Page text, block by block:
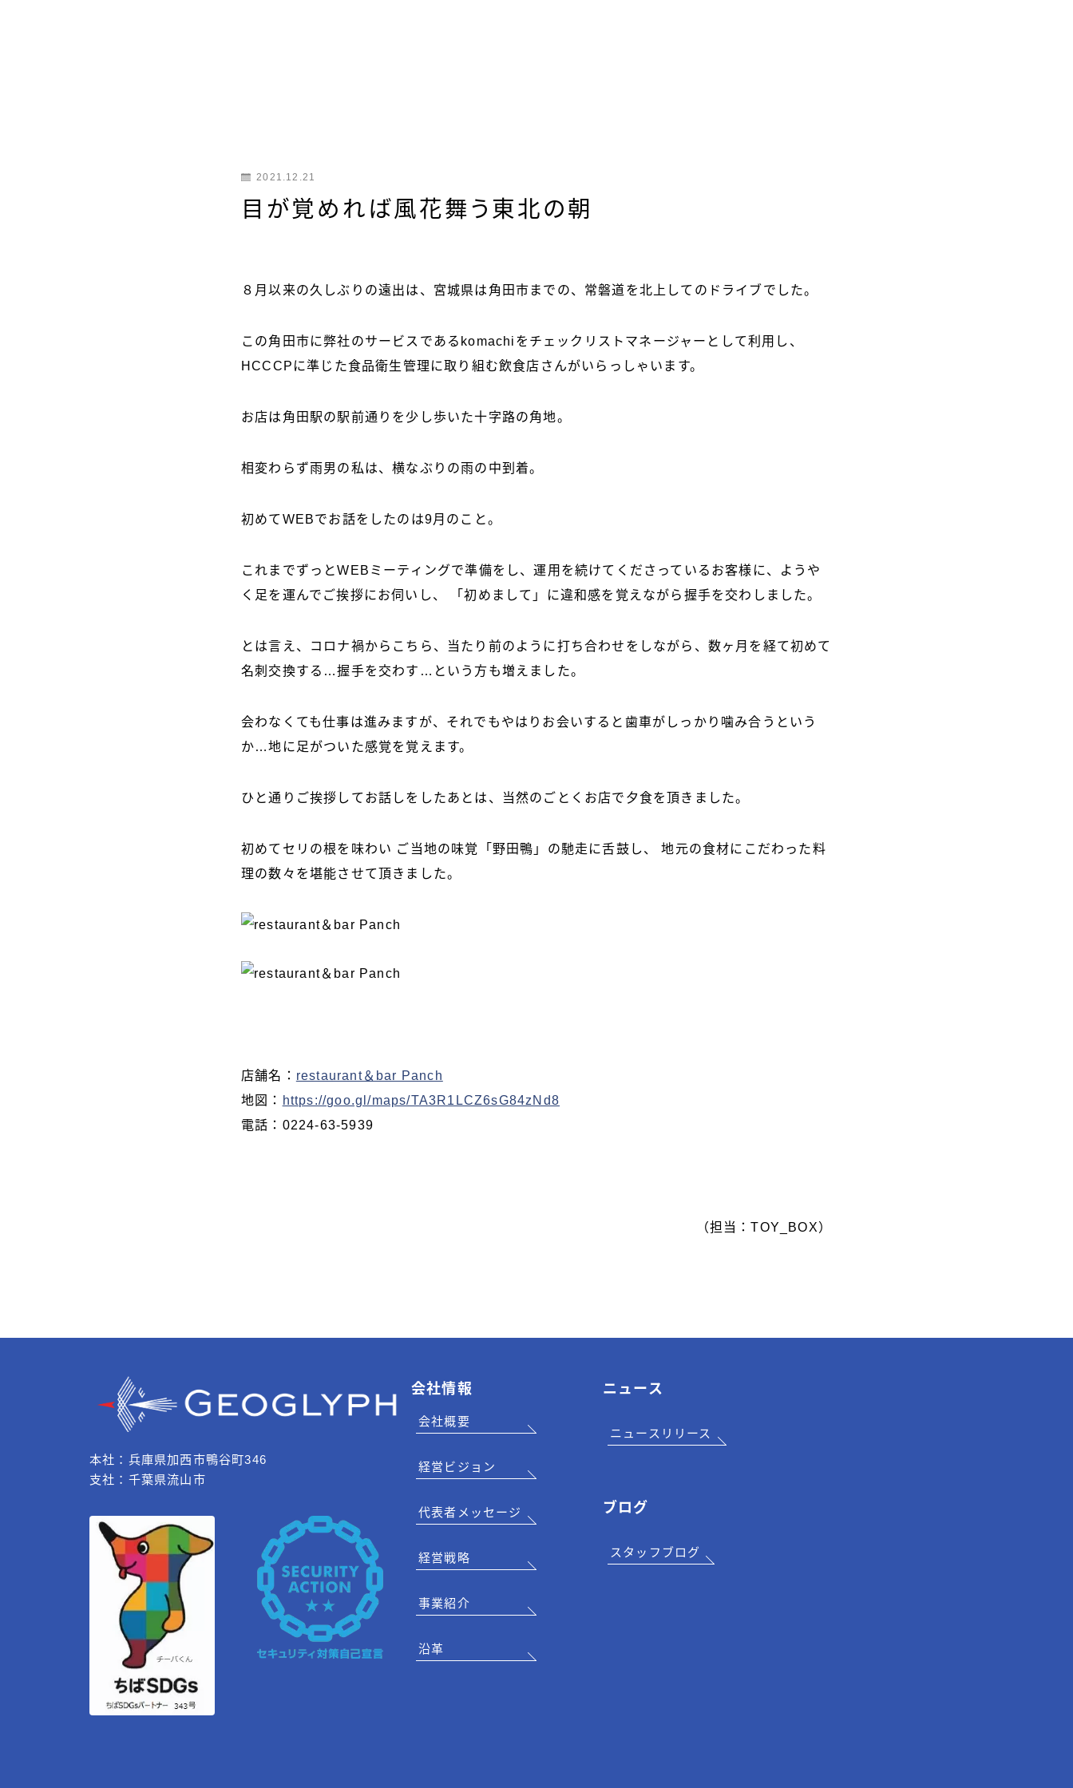
2021.12.21
目が覚めれば風花舞う東北の朝
８月以来の久しぶりの遠出は、宮城県は角田市までの、常磐道を北上してのドライブでした。
この角田市に弊社のサービスであるkomachiをチェックリストマネージャーとして利用し、
HCCCPに準じた食品衛生管理に取り組む飲食店さんがいらっしゃいます。
お店は角田駅の駅前通りを少し歩いた十字路の角地。
相変わらず雨男の私は、横なぶりの雨の中到着。
初めてWEBでお話をしたのは9月のこと。
これまでずっとWEBミーティングで準備をし、運用を続けてくださっているお客様に、ようや
く足を運んでご挨拶にお伺いし、 「初めまして」に違和感を覚えながら握手を交わしました。
とは言え、コロナ禍からこちら、当たり前のように打ち合わせをしながら、数ヶ月を経て初めて
名刺交換する…握手を交わす…という方も増えました。
会わなくても仕事は進みますが、それでもやはりお会いすると歯車がしっかり噛み合うという
か…地に足がついた感覚を覚えます。
ひと通りご挨拶してお話しをしたあとは、当然のごとくお店で夕食を頂きました。
初めてセリの根を味わい ご当地の味覚「野田鴨」の馳走に舌鼓し、 地元の食材にこだわった料
理の数々を堪能させて頂きました。
店舗名： restaurant＆bar Panch
地図： https://goo.gl/maps/TA3R1LCZ6sG84zNd8
電話：0224-63-5939
（担当：TOY_BOX）
本社：兵庫県加西市鴨谷町346
支社：千葉県流山市
会社情報
会社概要
経営ビジョン
代表者メッセージ
経営戦略
事業紹介
沿革
ニュース
ニュースリリース
ブログ
スタッフブログ